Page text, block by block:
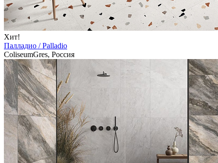
Хит!
Палладио / Palladio
ColiseumGres, Россия